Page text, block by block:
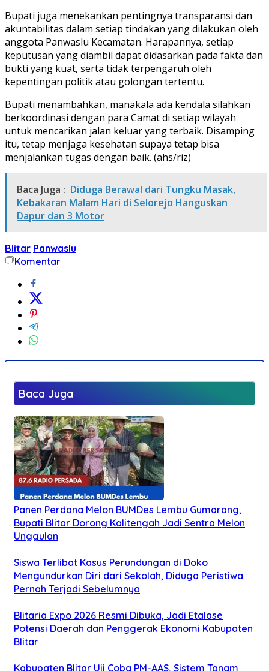
Bupati juga menekankan pentingnya transparansi dan
akuntabilitas dalam setiap tindakan yang dilakukan oleh
anggota Panwaslu Kecamatan. Harapannya, setiap
keputusan yang diambil dapat didasarkan pada fakta dan
bukti yang kuat, serta tidak terpengaruh oleh
kepentingan politik atau golongan tertentu.
Bupati menambahkan, manakala ada kendala silahkan
berkoordinasi dengan para Camat di setiap wilayah
untuk mencarikan jalan keluar yang terbaik. Disamping
itu, tetap menjaga kesehatan supaya tetap bisa
menjalankan tugas dengan baik. (ahs/riz)
Baca Juga : Diduga Berawal dari Tungku Masak,
Kebakaran Malam Hari di Selorejo Hanguskan
Dapur dan 3 Motor
Blitar Panwaslu
Komentar
Baca Juga
Panen Perdana Melon BUMDes Lembu Gumarang,
Bupati Blitar Dorong Kalitengah Jadi Sentra Melon
Unggulan
Siswa Terlibat Kasus Perundungan di Doko
Mengundurkan Diri dari Sekolah, Diduga Peristiwa
Pernah Terjadi Sebelumnya
Blitaria Expo 2026 Resmi Dibuka, Jadi Etalase
Potensi Daerah dan Penggerak Ekonomi Kabupaten
Blitar
Kabupaten Blitar Uji Coba PM-AAS, Sistem Tanam